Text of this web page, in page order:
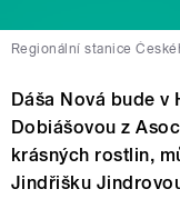
Regionální stanice
Dáša Nová bude v
Dobiášovou z
krásných rostlin,
Jindřišku